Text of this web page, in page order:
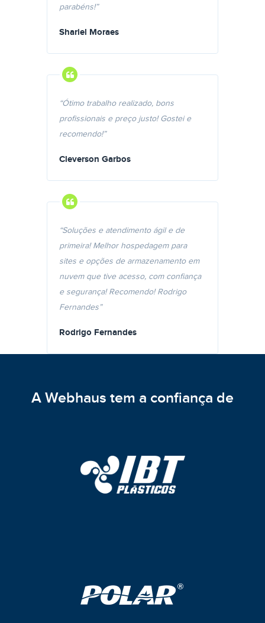
parabéns!”
Shariel Moraes
“Ótimo trabalho realizado, bons
profissionais e preço justo! Gostei e
recomendo!”
Cleverson Garbos
“Soluções e atendimento ágil e de
primeira! Melhor hospedagem para
sites e opções de armazenamento em
nuvem que tive acesso, com confiança
e segurança! Recomendo! Rodrigo
Fernandes”
Rodrigo Fernandes
A Webhaus tem a confiança de